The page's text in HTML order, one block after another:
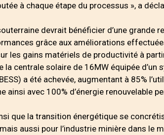
à chaque étape du processus », a
devrait bénéficier d’une grande
grâce aux améliorations
les gains matériels de productivité à
la centrale solaire de 16MW équipée d’un
a été achevée, augmentant à 85%
ainsi avec 100% d’énergie renouvelable
que la transition énergétique se
aussi pour l’industrie minière dans le